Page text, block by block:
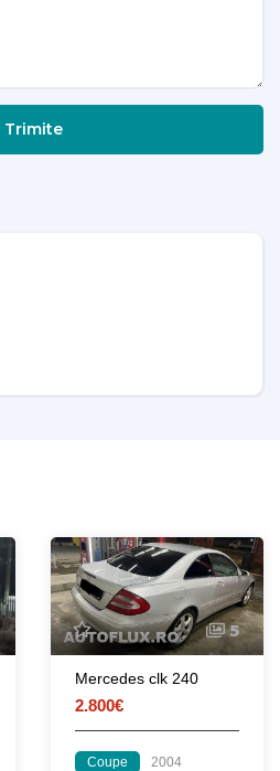
Trimite
5
Mercedes clk 240
2.800€
Coupe
2004